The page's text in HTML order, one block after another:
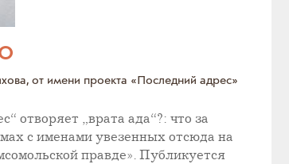
от имени проекта «Последний адрес»
отворяет „врата ада“?: что за
с именами увезенных отсюда на
правде». Публикуется